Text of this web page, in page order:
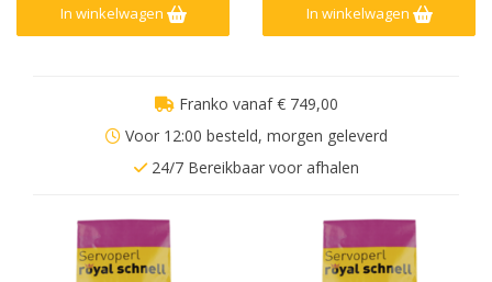
alkaliën, Sterk mechanisch
belastbaar en slijtvast
In winkelwagen
alkaliën, Sterk mechanisch
belastbaar en slijtvast
In winkelwagen
Franko vanaf € 749,00
Voor 12:00 besteld, morgen geleverd
24/7 Bereikbaar voor afhalen